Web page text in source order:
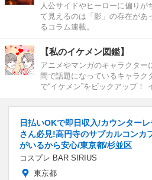
人公サイドやヒーローに偏り
て見えるのは「影」の存在があ
るコラム連載。
【私のイケメン図鑑】
アニメやマンガのキャラクタ
間で話題になっているキャラク
で“イケメン”をピックアップ！
日払いOKで即日収入/カウンター
さん必見!高円寺のサブカルコンカ
がいるから安心/東京都/杉並区
コスプレ BAR SIRIUS
東京都